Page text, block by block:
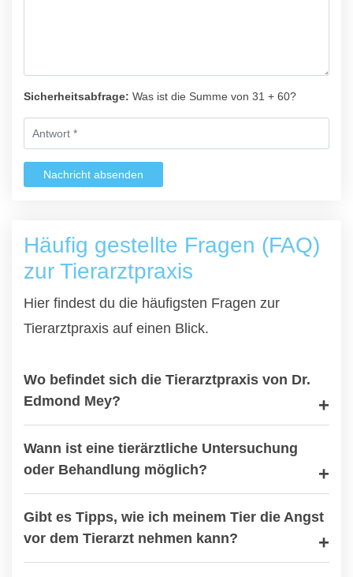
Sicherheitsabfrage: Was ist die Summe von 31 + 60?
Nachricht absenden
Häufig gestellte Fragen (FAQ)
zur Tierarztpraxis
Hier findest du die häufigsten Fragen zur
Tierarztpraxis auf einen Blick.
Wo befindet sich die Tierarztpraxis von Dr.
Edmond Mey?
Wann ist eine tierärztliche Untersuchung
oder Behandlung möglich?
Gibt es Tipps, wie ich meinem Tier die Angst
vor dem Tierarzt nehmen kann?